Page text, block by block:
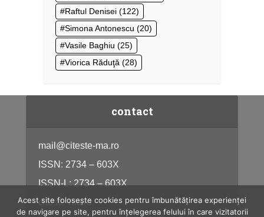
Raftul Denisei (122)
Simona Antonescu (20)
Vasile Baghiu (25)
Viorica Răduţă (28)
contact
mail@citeste-ma.ro
ISSN: 2734 – 603X
ISSN-L: 2734 – 603X
citeste-ma.ro
Acest site folosește cookies pentru îmbunătățirea experienței
de navigare pe site, pentru înțelegerea felului în care vizitatorii